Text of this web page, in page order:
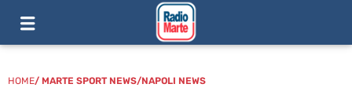
HOME/ MARTE SPORT NEWS/NAPOLI NEWS